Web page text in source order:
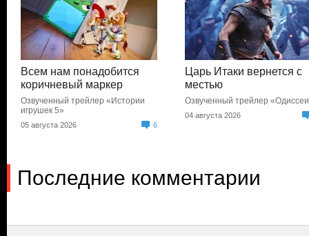
Всем нам понадобится
коричневый маркер
Озвученный трейлер «Истории
игрушек 5»
05 августа 2026 6
Царь Итаки вернется с
местью
Озвученный трейлер
04 августа 2026
Последние комментарии